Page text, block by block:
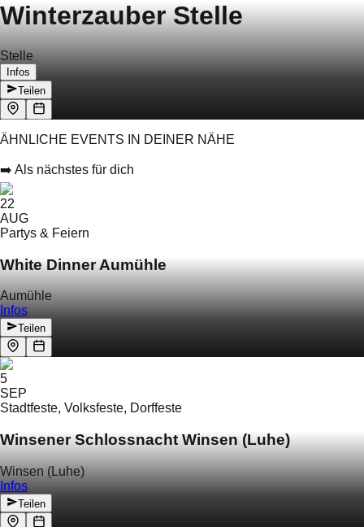
Winterzauber Stelle
Stelle
Infos
Teilen
ÄHNLICHE EVENTS IN DEINER NÄHE
➡️ Als nächstes für dich
22
AUG
Partys & Feiern
White Dinner Aumühle
Aumühle
Infos
Teilen
5
SEP
Stadtfeste, Volksfeste, Dorffeste
Winsener Schlossnacht Winsen (Luhe)
Winsen (Luhe)
Infos
Teilen